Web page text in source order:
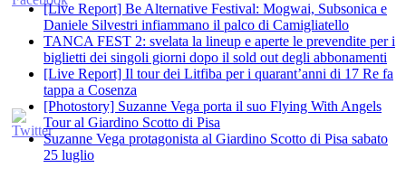
[Live Report] Be Alternative Festival: Mogwai, Subsonica e
Daniele Silvestri infiammano il palco di Camigliatello
TANCA FEST 2: svelata la lineup e aperte le prevendite per i
biglietti dei singoli giorni dopo il sold out degli abbonamenti
[Live Report] Il tour dei Litfiba per i quarant’anni di 17 Re fa
tappa a Cosenza
[Photostory] Suzanne Vega porta il suo Flying With Angels
Tour al Giardino Scotto di Pisa
Suzanne Vega protagonista al Giardino Scotto di Pisa sabato
25 luglio